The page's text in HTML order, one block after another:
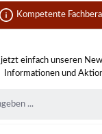
Kompetente
jetzt einfach unseren
Informationen und